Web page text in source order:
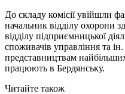
До складу комісії увійшли
начальник відділу охорони
відділу підприємницької
споживачів управління та
представництвам
працюють в Бердянську.
Читайте також